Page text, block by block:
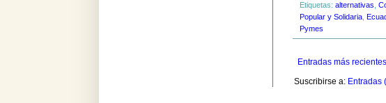
Etiquetas: alternativas
Popular y Solidaria
Pymes
Entradas más recientes
Suscribirse a: Entradas